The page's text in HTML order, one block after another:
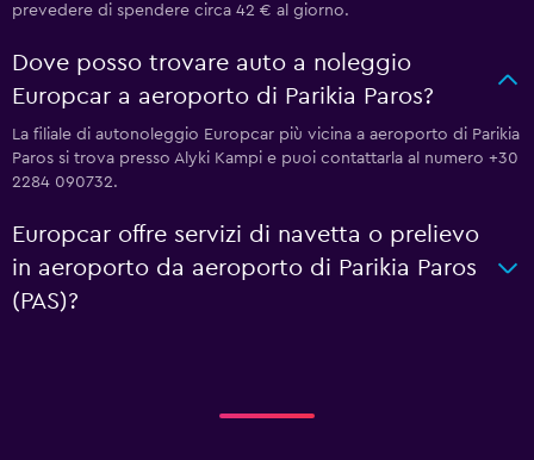
prevedere di spendere circa 42 € al giorno.
Dove posso trovare auto a noleggio
Europcar a aeroporto di Parikia Paros?
La filiale di autonoleggio Europcar più vicina a aeroporto di Parikia
Paros si trova presso Alyki Kampi e puoi contattarla al numero +30
2284 090732.
Europcar offre servizi di navetta o prelievo
in aeroporto da aeroporto di Parikia Paros
(PAS)?